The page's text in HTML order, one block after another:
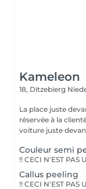
Kameleon
18, Ditzebierg
La place juste
réservée à la
Couleur semi
Callus peeling